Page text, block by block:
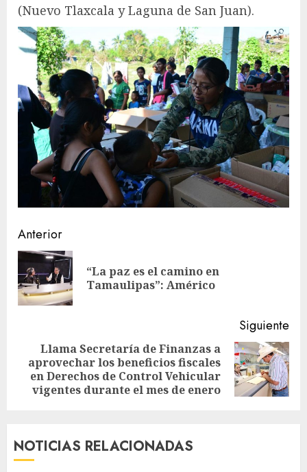
(Nuevo Tlaxcala y Laguna de San Juan).
Sigue
leyendo
Anterior
“La paz es el camino en
Tamaulipas”: Américo
Siguiente
Siguiente
entrada:
Llama Secretaría de Finanzas a
aprovechar los beneficios fiscales
en Derechos de Control Vehicular
vigentes durante el mes de enero
NOTICIAS RELACIONADAS